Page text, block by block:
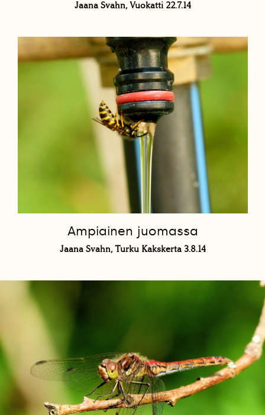
Jaana Svahn, Vuokatti 22.7.14
Ampiainen juomassa
Jaana Svahn, Turku Kakskerta 3.8.14